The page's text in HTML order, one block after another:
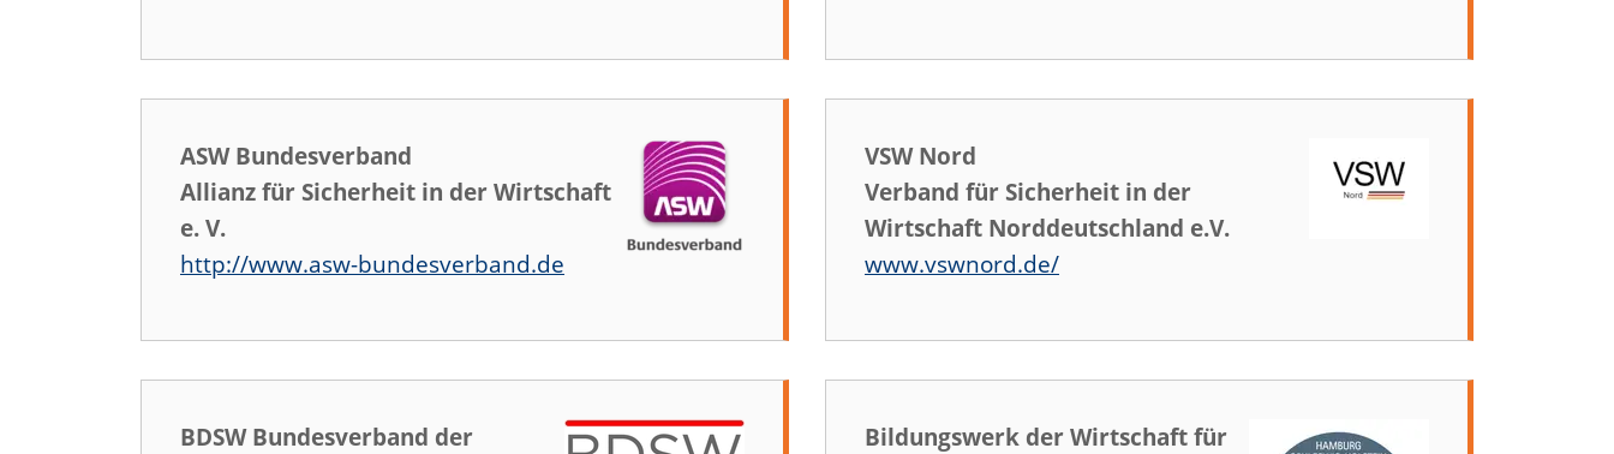
ASW Bundesverband
Allianz für Sicherheit in der Wirtschaft
e. V.
http://www.asw-bundesverband.de
VSW Nord
Verband für Sicherheit in der
Wirtschaft Norddeutschland e.V.
www.vswnord.de/
BDSWBundesverband der
Bildungswerk der Wirtschaft für